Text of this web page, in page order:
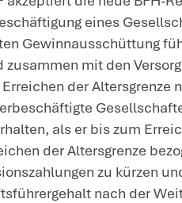
Hintergrund:
dem Einkommen
überhöhtes Gehalt
von
Gesellschafter kann